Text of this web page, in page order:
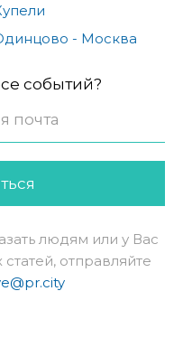
- Москва
событий?
людям или у Вас
отправляйте